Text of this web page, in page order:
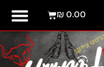
₪ 0.00